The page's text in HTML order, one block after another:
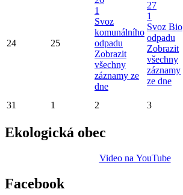
24 25
1
Svoz
komunálního
odpadu
Zobrazit
všechny
záznamy ze
dne
27
1
Svoz Bio
odpadu
Zobrazit
všechny
záznamy
ze dne
31 1 2 3
Ekologická obec
Video na YouTube
Facebook